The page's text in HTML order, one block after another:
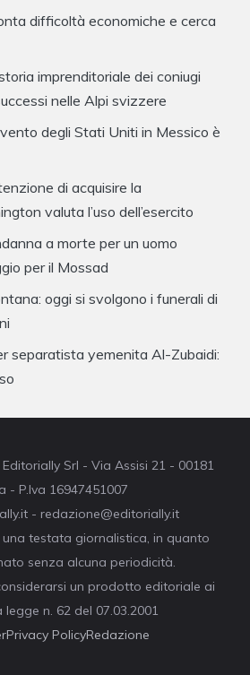
difficoltà economiche e cerca
imprenditoriale dei coniugi
nelle Alpi svizzere
degli Stati Uniti in Messico è
di acquisire la
valuta l’uso dell’esercito
a morte per un uomo
per il Mossad
oggi si svolgono i funerali di
separatista yemenita Al-Zubaidi:
Srl - Via Assisi 21 - 00181
- P.Iva 16947451007
- redazione@editorially.it
testata giornalistica, in quanto
senza alcuna periodicità.
un prodotto editoriale ai
legge n. 62 del 07.03.2001
Privacy PolicyRedazione